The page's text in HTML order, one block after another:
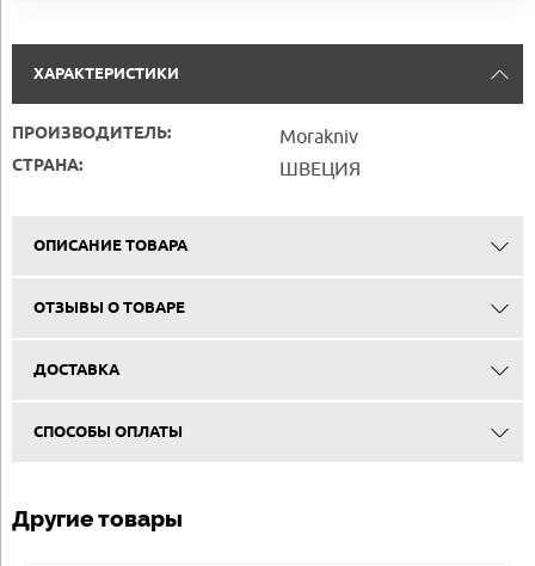
ХАРАКТЕРИСТИКИ
ПРОИЗВОДИТЕЛЬ: Morakniv
СТРАНА: ШВЕЦИЯ
ОПИСАНИЕ ТОВАРА
ОТЗЫВЫ О ТОВАРЕ
ДОСТАВКА
СПОСОБЫ ОПЛАТЫ
Другие товары